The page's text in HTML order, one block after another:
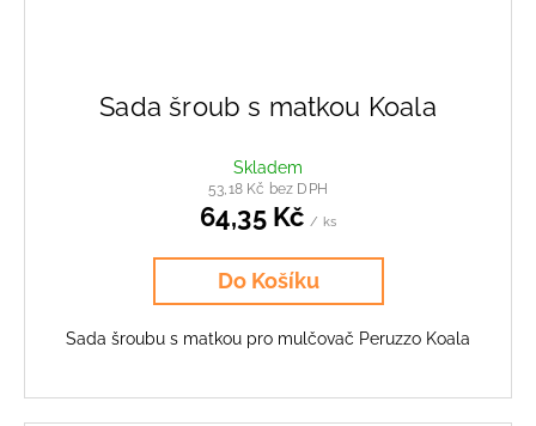
Sada šroub s matkou Koala
Skladem
53,18 Kč bez DPH
64,35 Kč / ks
Do Košíku
Sada šroubu s matkou pro mulčovač Peruzzo Koala